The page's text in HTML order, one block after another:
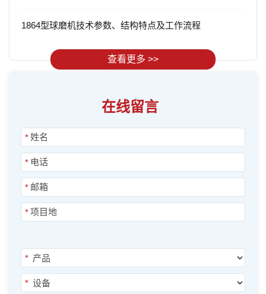
1864型球磨机技术参数、结构特点及工作流程
查看更多 >>
在线留言
*
*
*
*
*
*